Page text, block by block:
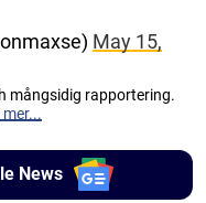
May 15,
mångsidig rapportering.
News